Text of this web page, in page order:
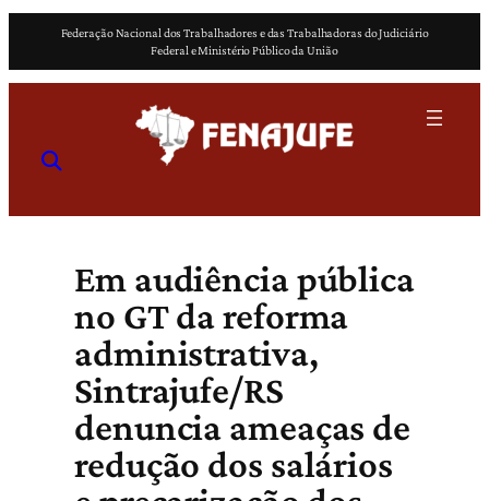
o
Federação Nacional dos Trabalhadores e das Trabalhadoras do Judiciário
Federal e Ministério Público da União
Em audiência pública
no GT da reforma
administrativa,
Sintrajufe/RS
denuncia ameaças de
redução dos salários